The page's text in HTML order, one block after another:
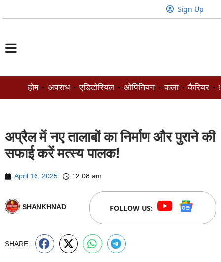
Sign Up
होम अपराध एडिटोरियल ओपिनियन कला कैरियर
अप्रैल में नए तालाबों का निर्माण और पुराने की
सफाई करें मत्स्य पालक!
April 16, 2025 12:08 am
SHANKHNAD FOLLOW US:
SHARE: